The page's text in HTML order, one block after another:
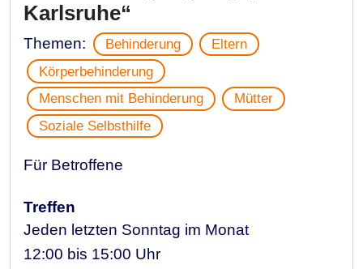
Karlsruhe“
Themen: Behinderung
Eltern
Körperbehinderung
Menschen mit Behinderung
Mütter
Soziale Selbsthilfe
Für Betroffene
Treffen
Jeden letzten Sonntag im Monat
12:00 bis 15:00 Uhr